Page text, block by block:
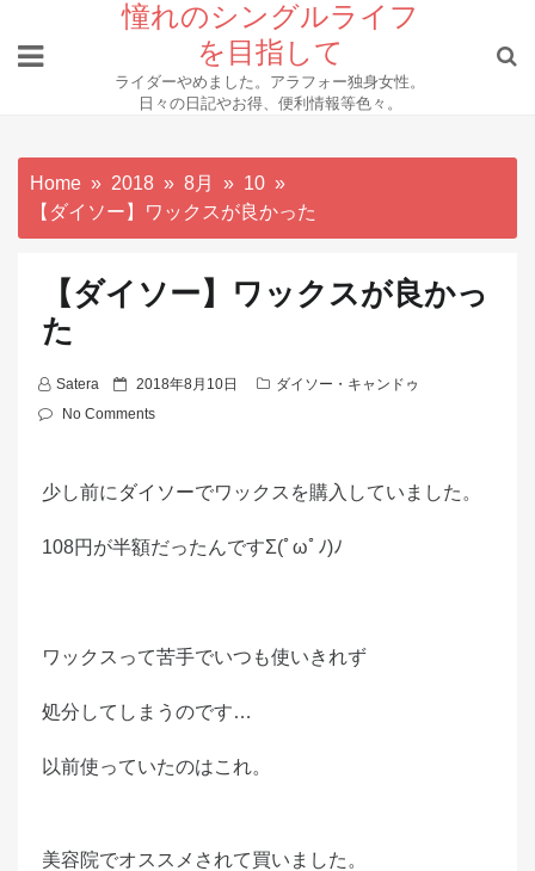
content
憧れのシングルライフ
を目指して
ライダーやめました。アラフォー独身女性。
日々の日記やお得、便利情報等色々。
Home 2018 8月
10
【ダイソー】ワックスが良かった
【ダイソー】ワックスが良かっ
た
Satera
P
o
e
o
2018年8月10日
ダイソー・キャンドゥ
No Comments
少し前に ダイソーでワックスを購入していました。
108円が半額だったんですΣ(ﾟωﾟﾉ)ﾉ
ワックスって苦手でいつも使いきれず
処分してしまうのです…
以前使っていたのはこれ。
美容院でオススメされて買いました。